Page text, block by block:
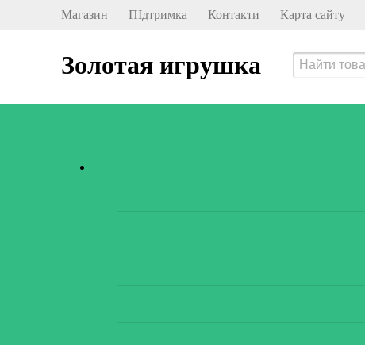
Магазин ПІдтримка Контакти Карта сайту
Золотая игрушка